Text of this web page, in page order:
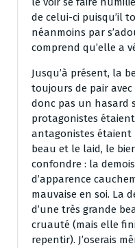
de celui-ci puisqu’il
néanmoins par
comprend qu’elle a
Jusqu’à présent, la
toujours de pair
donc pas un hasard
protagonistes
antagonistes étaient
beau et le laid, le
confondre : la
d’apparence
mauvaise en soi. La
d’une très grande
cruauté (mais elle
repentir). J’oserais